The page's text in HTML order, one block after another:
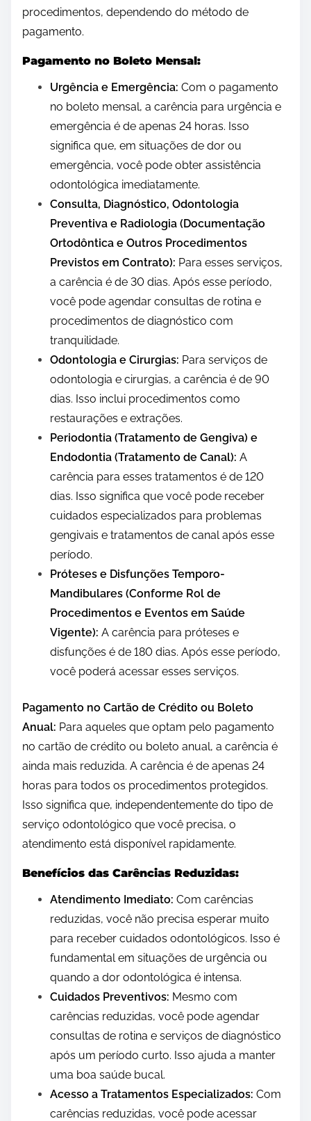
procedimentos, dependendo do método de
pagamento.
Pagamento no Boleto Mensal:
Urgência e Emergência: Com o pagamento
no boleto mensal, a carência para urgência e
emergência é de apenas 24 horas. Isso
significa que, em situações de dor ou
emergência, você pode obter assistência
odontológica imediatamente.
Consulta, Diagnóstico, Odontologia
Preventiva e Radiologia (Documentação
Ortodôntica e Outros Procedimentos
Previstos em Contrato): Para esses serviços,
a carência é de 30 dias. Após esse período,
você pode agendar consultas de rotina e
procedimentos de diagnóstico com
tranquilidade.
Odontologia e Cirurgias: Para serviços de
odontologia e cirurgias, a carência é de 90
dias. Isso inclui procedimentos como
restaurações e extrações.
Periodontia (Tratamento de Gengiva) e
Endodontia (Tratamento de Canal): A
carência para esses tratamentos é de 120
dias. Isso significa que você pode receber
cuidados especializados para problemas
gengivais e tratamentos de canal após esse
período.
Próteses e Disfunções Temporo-
Mandibulares (Conforme Rol de
Procedimentos e Eventos em Saúde
Vigente): A carência para próteses e
disfunções é de 180 dias. Após esse período,
você poderá acessar esses serviços.
Pagamento no Cartão de Crédito ou Boleto
Anual: Para aqueles que optam pelo pagamento
no cartão de crédito ou boleto anual, a carência é
ainda mais reduzida. A carência é de apenas 24
horas para todos os procedimentos protegidos.
Isso significa que, independentemente do tipo de
serviço odontológico que você precisa, o
atendimento está disponível rapidamente.
Benefícios das Carências Reduzidas:
Atendimento Imediato: Com carências
reduzidas, você não precisa esperar muito
para receber cuidados odontológicos. Isso é
fundamental em situações de urgência ou
quando a dor odontológica é intensa.
Cuidados Preventivos: Mesmo com
carências reduzidas, você pode agendar
consultas de rotina e serviços de diagnóstico
após um período curto. Isso ajuda a manter
uma boa saúde bucal.
Acesso a Tratamentos Especializados: Com
carências reduzidas, você pode acessar